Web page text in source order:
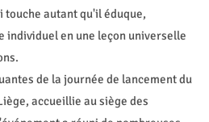
touche autant qu'il éduque,
individuel en une leçon universelle
de la journée de lancement du
accueillie au siège des